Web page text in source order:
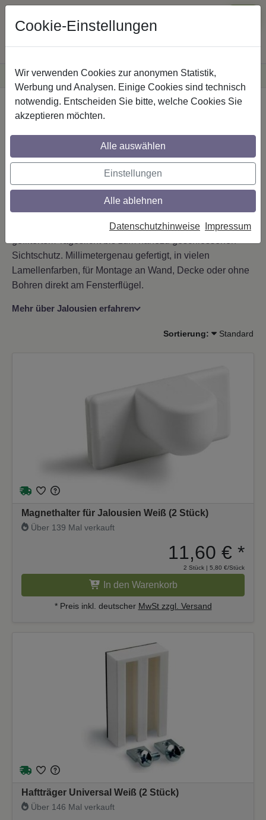
VersandkostenfreieLieferung innerhalb Deutschlands
Sichere Zahlung
Startseite Jalousien
Kreative Akzente setzen
mit farbenfrischen
Aluminium-Jalousien nach Maß– mit wendbaren
Lamellen steuern Sie Licht und Blicke stufenlos: von sanft
Sichtschutz. Millimetergenau gefertigt, in vielen
Lamellenfarben, für Montage an Wand, Decke oder ohne
Bohren direkt am Fensterflügel.
Mehr über Jalousien erfahren
Sortierung: Standard
Magnethalter für Jalousien Weiß (2 Stück)
Über 139 Mal verkauft
11,60 € *
2 Stück | 5,80 €/Stück
In den Warenkorb
* Preis inkl. deutscher MwSt zzgl. Versand
Haftträger Universal Weiß (2 Stück)
Über 146 Mal verkauft
Cookie-Einstellungen
Wir verwenden Cookies zur anonymen Statistik,
Werbung und Analysen. Einige Cookies sind technisch
notwendig. Entscheiden Sie bitte, welche Cookies Sie
akzeptieren möchten.
Alle auswählen
Einstellungen
Alle ablehnen
Datenschutzhinweise Impressum